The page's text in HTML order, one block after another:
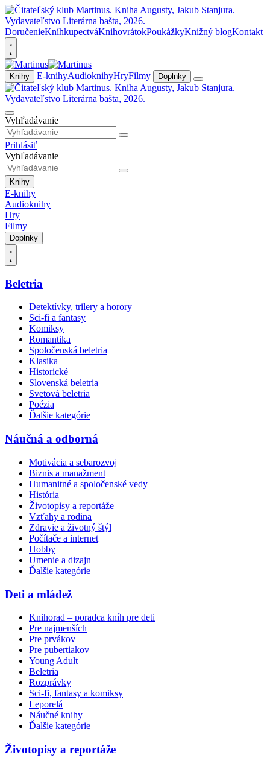
DoručenieKníhkupectváKnihovrátokPoukážkyKnižný blogKontakt
Knihy E-knihyAudioknihyHryFilmy Doplnky
Vyhľadávanie
Prihlásiť
Vyhľadávanie
Knihy
E-knihy
Audioknihy
Hry
Filmy
Doplnky
Beletria
Detektívky, trilery a horory
Sci-fi a fantasy
Komiksy
Romantika
Spoločenská beletria
Klasika
Historické
Slovenská beletria
Svetová beletria
Poézia
Ďalšie kategórie
Náučná a odborná
Motivácia a sebarozvoj
Biznis a manažment
Humanitné a spoločenské vedy
História
Životopisy a reportáže
Vzťahy a rodina
Zdravie a životný štýl
Počítače a internet
Hobby
Umenie a dizajn
Ďalšie kategórie
Deti a mládež
Knihorad – poradca kníh pre deti
Pre najmenších
Pre prvákov
Pre pubertiakov
Young Adult
Beletria
Rozprávky
Sci-fi, fantasy a komiksy
Leporelá
Náučné knihy
Ďalšie kategórie
Životopisy a reportáže